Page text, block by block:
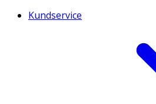
Kundservice